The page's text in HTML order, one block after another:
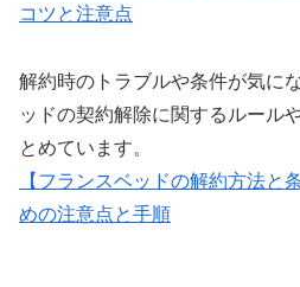
コツと注意点
解約時のトラブルや条件が気に
ッドの契約解除に関するルール
とめています。
【フランスベッドの解約方法と
めの注意点と手順